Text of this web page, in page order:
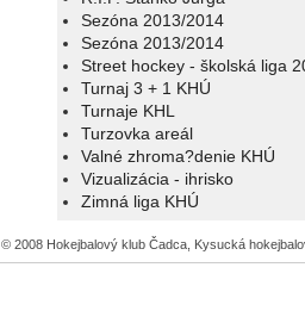
Sezóna 2013/2014
Sezóna 2013/2014
Street hockey - školská liga
Turnaj 3 + 1 KHÚ
Turnaje KHL
Turzovka areál
Valné zhroma?denie KHÚ
Vizualizácia - ihrisko
Zimná liga KHÚ
© 2008 Hokejbalový klub Čadca, Kysucká